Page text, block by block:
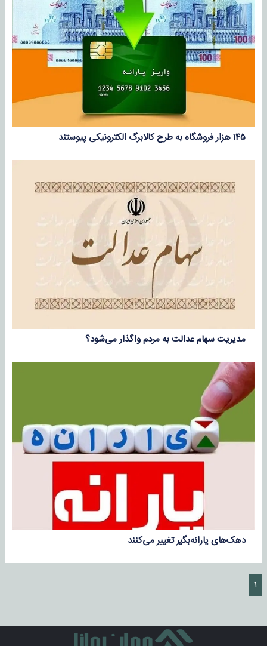
۱۴۵ هزار فروشگاه به طرح کالابرگ الکترونیکی پیوستند
مدیریت سهام عدالت به مردم واگذار می‌شود؟
دهک‌های یارانه‌بگیر تغییر می‌کنند
۱